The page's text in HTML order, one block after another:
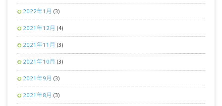
2022年1月 (3)
2021年12月 (4)
2021年11月 (3)
2021年10月 (3)
2021年9月 (3)
2021年8月 (3)